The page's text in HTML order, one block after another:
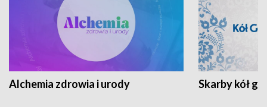
Alchemia zdrowia i urody Skarby kół